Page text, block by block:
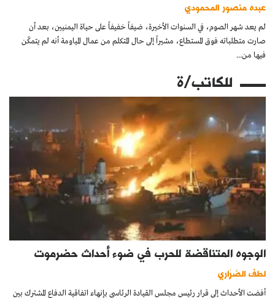
عبده منصور المحمودي
لم يعد شهر الصوم، في السنوات الأخيرة، ضيفاً خفيفاً على حياة اليمنيين، بعد أن
صارت متطلباته فوق المستطاع، مشيراً إلى حال المتكلم من عمال المياومة أنه لم يتمكّن
فيها من...
للكاتب/ة
الوجوه المتناقضة للحرب في ضوء أحداث حضرموت
لطف الصَّرَاري
أفضت الأحداث إلى قرار رئيس مجلس القيادة الرئاسي بإنهاء اتفاقية الدفاع المشترك بين